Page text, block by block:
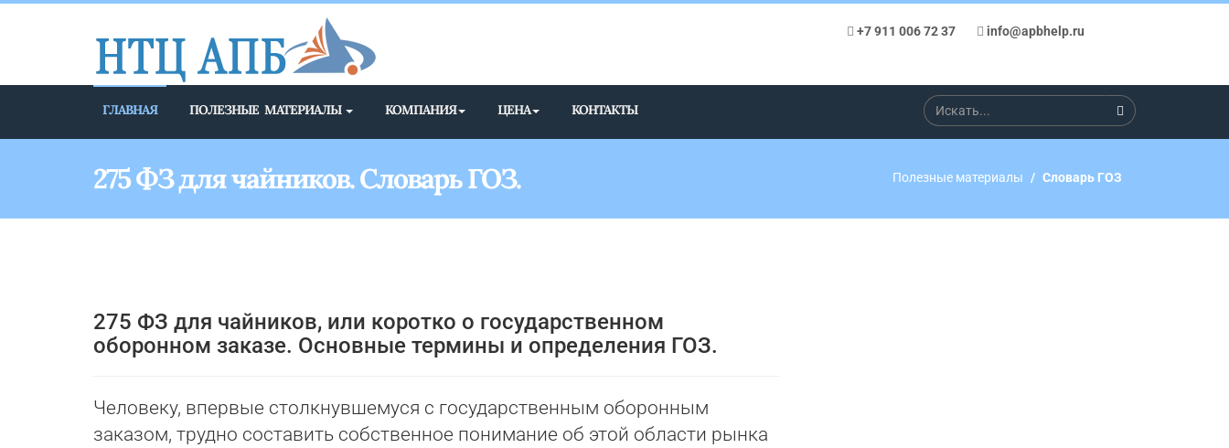
+7 911 006 72 37 info@apbhelp.ru
ГЛАВНАЯ ПОЛЕЗНЫЕ МАТЕРИАЛЫ КОМПАНИЯ ЦЕНА КОНТАКТЫ
275 ФЗ для чайников. Словарь ГОЗ. Полезные материалы Словарь ГОЗ
275 ФЗ для чайников, или коротко о государственном
оборонном заказе. Основные термины и определения ГОЗ.
Человеку, впервые столкнувшемуся с государственным оборонным
заказом, трудно составить собственное понимание об этой области рынка